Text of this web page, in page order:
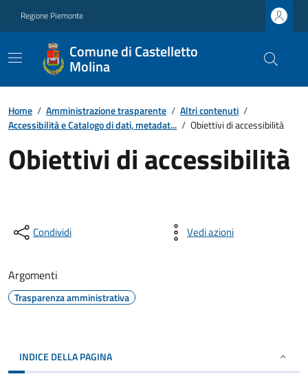
Regione Piemonte
Comune di Castelletto
Molina
Home / Amministrazione trasparente / Altri contenuti /
Accessibilità e Catalogo di dati, metadat... / Obiettivi di accessibilità
Obiettivi di accessibilità
Condividi Vedi azioni
Argomenti
Trasparenza amministrativa
INDICE DELLA PAGINA